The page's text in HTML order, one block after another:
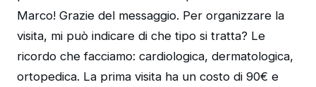
Marco! Grazie del messaggio. Per organizzare la
visita, mi può indicare di che tipo si tratta? Le
ricordo che facciamo: cardiologica, dermatologica,
ortopedica. La prima visita ha un costo di 90€ e